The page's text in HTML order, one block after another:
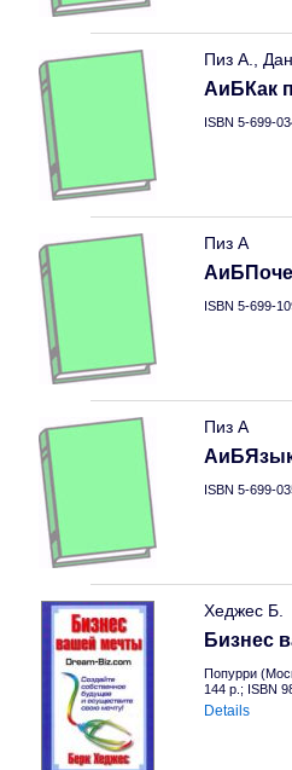
Пиз А.,
АиБКак
ISBN 5-699-
Пиз А
ISBN 5-699-
Пиз А
ISBN 5-699-
Хеджес Б.
Бизнес
Попурри
144 p.; ISBN
Details